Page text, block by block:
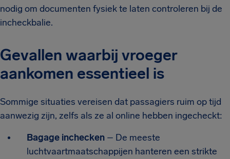
nodig om documenten fysiek te laten controleren bij de
incheckbalie.
Gevallen waarbij vroeger
aankomen essentieel is
Sommige situaties vereisen dat passagiers ruim op tijd
aanwezig zijn, zelfs als ze al online hebben ingecheckt:
Bagage inchecken – De meeste
luchtvaartmaatschappijen hanteren een strikte